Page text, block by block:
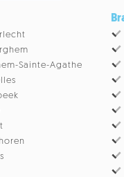
Sainte-Agathe